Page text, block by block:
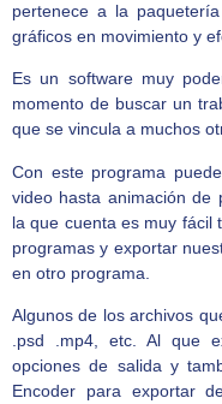
pertenece a la
gráficos en movimiento y
Es un software muy
momento de buscar un
que se vincula a muchos
Con este programa
video hasta animación de
la que cuenta es muy fácil
programas y exportar
en otro programa.
Algunos de los archivos
.psd .mp4, etc. Al que
opciones de salida y
Encoder para exportar